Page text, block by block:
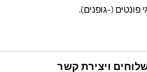
פונטים (-גופנים).
ויצירת קשר